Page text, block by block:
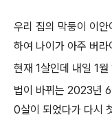
우리 집의 막둥이 이
하여 나이가 아주 버
현재 1살인데 내일 1
법이 바뀌는 2023년
0살이 되었다가 다시